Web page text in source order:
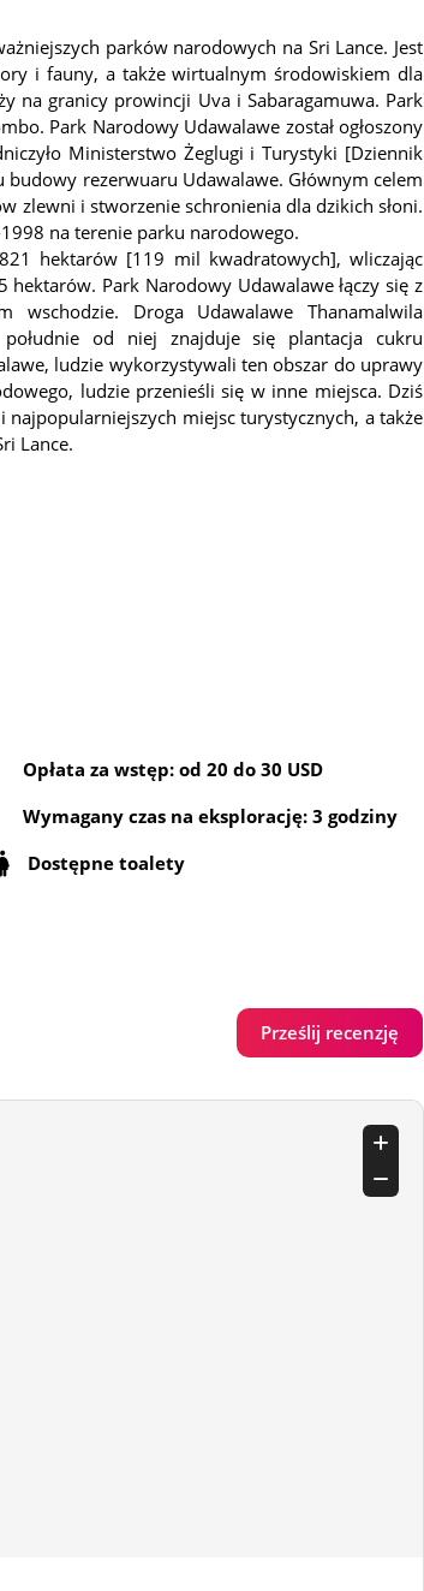
parków narodowych na Sri Lance. Jest
i fauny, a także wirtualnym środowiskiem dla
na granicy prowincji Uva i Sabaragamuwa. Park
Park Narodowy Udawalawe został ogłoszony
Ministerstwo Żeglugi i Turystyki [Dziennik
rezerwuaru Udawalawe. Głównym celem
zlewni i stworzenie schronienia dla dzikich słoni.
na terenie parku narodowego.
hektarów [119 mil kwadratowych], wliczając
Park Narodowy Udawalawe łączy się z
wschodzie. Droga Udawalawe Thanamalwila
od niej znajduje się plantacja cukru
ludzie wykorzystywali ten obszar do uprawy
ludzie przenieśli się w inne miejsca. Dziś
miejsc turystycznych, a także
Lance.
Opłata za wstęp: od 20 do 30 USD
Wymagany czas na eksplorację: 3 godziny
Dostępne toalety
Prześlij recenzję